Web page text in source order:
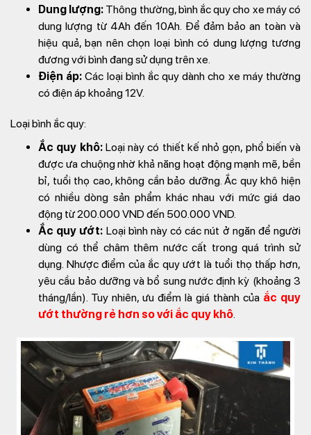
Dung lượng: Thông thường, bình ắc quy cho xe máy có
dung lượng từ 4Ah đến 10Ah. Để đảm bảo an toàn và
hiệu quả, bạn nên chọn loại bình có dung lượng tương
đương với bình đang sử dụng trên xe.
Điện áp: Các loại bình ắc quy dành cho xe máy thường
có điện áp khoảng 12V.
Loại bình ắc quy:
Ắc quy khô:Loại này có thiết kế nhỏ gọn, phổ biến và
được ưa chuộng nhờ khả năng hoạt động mạnh mẽ, bền
bỉ, tuổi thọ cao, không cần bảo dưỡng. Ắc quy khô hiện
có nhiều dòng sản phẩm khác nhau với mức giá dao
động từ 200.000 VND đến 500.000 VND.
Ắc quy ướt: Loại bình này có các nút ở ngăn để người
dùng có thể châm thêm nước cất trong quá trình sử
dụng. Nhược điểm của ắc quy ướt là tuổi thọ thấp hơn,
yêu cầu bảo dưỡng và bổ sung nước định kỳ (khoảng 3
tháng/lần). Tuy nhiên, ưu điểm là giá thành của ắc quy
ướt thường rẻ hơn so với ắc quy khô.